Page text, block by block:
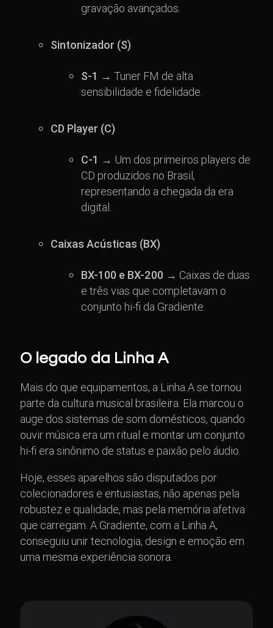
gravação avançados.
Sintonizador (S)
S-1 → Tuner FM de alta
sensibilidade e fidelidade.
CD Player (C)
C-1 → Um dos primeiros players de
CD produzidos no Brasil,
representando a chegada da era
digital.
Caixas Acústicas (BX)
BX-100 e BX-200 → Caixas de duas
e três vias que completavam o
conjunto hi-fi da Gradiente.
O legado da Linha A
Mais do que equipamentos, a Linha A se tornou
parte da cultura musical brasileira. Ela marcou o
auge dos sistemas de som domésticos, quando
ouvir música era um ritual e montar um conjunto
hi-fi era sinônimo de status e paixão pelo áudio.
Hoje, esses aparelhos são disputados por
colecionadores e entusiastas, não apenas pela
robustez e qualidade, mas pela memória afetiva
que carregam. A Gradiente, com a Linha A,
conseguiu unir tecnologia, design e emoção em
uma mesma experiência sonora.